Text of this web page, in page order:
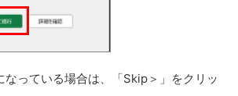
なっている場合は、「Skip＞」をクリッ